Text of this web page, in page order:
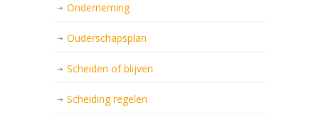
Onderneming
Ouderschapsplan
Scheiden of blijven
Scheiding regelen